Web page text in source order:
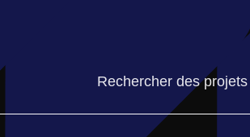
Trouvez un projetVous